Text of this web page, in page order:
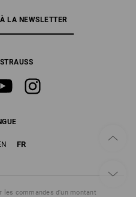
LA NEWSLETTER
FR
les commandes d'un montant